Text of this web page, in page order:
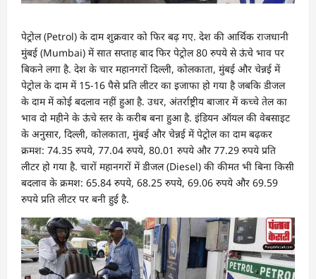
पेट्रोल (Petrol) के दाम शुक्रवार को फिर बढ़ गए. देश की आर्थिक राजधानी
मुंबई (Mumbai) में सात सप्ताह बाद फिर पेट्रोल 80 रुपये से ऊंचे भाव पर
बिकने लगा है. देश के चार महानगरों दिल्ली, कोलकाता, मुंबई और चेन्नई में
पेट्रोल के दाम में 15-16 पैसे प्रति लीटर का इजाफा हो गया है जबकि डीजल
के दाम में कोई बदलाव नहीं हुआ है. उधर, अंतर्राष्ट्रीय बाजार में कच्चे तेल का
भाव दो महीने के ऊंचे स्तर के करीब बना हुआ है. इंडियन ऑयल की वेबसाइट
के अनुसार, दिल्ली, कोलकाता, मुंबई और चेन्नई में पेट्रोल का दाम बढ़कर
क्रमश: 74.35 रुपये, 77.04 रुपये, 80.01 रुपये और 77.29 रुपये प्रति
लीटर हो गया है. चारों महानगरों में डीजल (Diesel) की कीमत भी बिना किसी
बदलाव के क्रमश: 65.84 रुपये, 68.25 रुपये, 69.06 रुपये और 69.59
रुपये प्रति लीटर पर बनी हुई है.